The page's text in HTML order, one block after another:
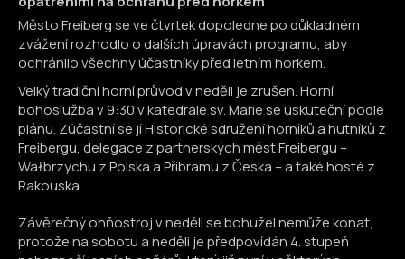
Město Freiberg se ve čtvrtek dopoledne po důkladném
zvážení rozhodlo o dalších úpravách programu, aby
ochránilo všechny účastníky před letním horkem.
Velký tradiční horní průvod v neděli je zrušen. Horní
bohoslužba v 9:30 v katedrále sv. Marie se uskuteční podle
plánu. Zúčastní se jí Historické sdružení horníků a hutníků z
Freibergu, delegace z partnerských měst Freibergu –
Wałbrzychu z Polska a Příbramu z Česka – a také hosté z
Rakouska.
Závěrečný ohňostroj v neděli se bohužel nemůže konat,
protože na sobotu a neděli je předpovídán 4. stupeň